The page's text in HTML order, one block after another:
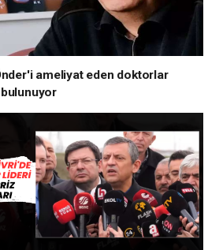
ameliyat eden doktorlar